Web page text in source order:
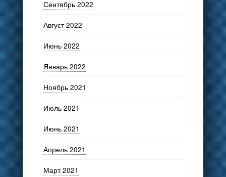
Сентябрь 2022
Август 2022
Июнь 2022
Январь 2022
Ноябрь 2021
Июль 2021
Июнь 2021
Апрель 2021
Март 2021